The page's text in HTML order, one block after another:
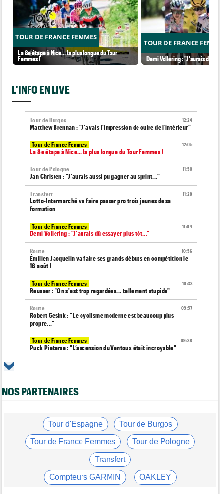
TOUR DE FRANCE FEMMES
La 8e étape à Nice… la plus longue du Tour
Femmes !
TOUR DE FRANCE
Demi Vollering : "J'aurais dû
L'INFO EN LIVE
12:24
Tour de Burgos
Matthew Brennan : "J'avais l'impression de cuire de l'intérieur"
12:05
Tour de France Femmes
La 8e étape à Nice… la plus longue du Tour Femmes !
11:50
Tour de Pologne
Jan Christen : "J'aurais aussi pu gagner au sprint..."
11:28
Transfert
Lotto-Intermarché va faire passer pro trois jeunes de sa
formation
11:04
Tour de France Femmes
Demi Vollering : "J'aurais dû essayer plus tôt..."
10:56
Route
Émilien Jacquelin va faire ses grands débuts en compétition le
16 août !
10:33
Tour de France Femmes
Reusser : "On s'est trop regardées... tellement stupide"
09:57
Route
Robert Gesink : "Le cyclisme moderne est beaucoup plus
propre..."
09:38
Tour de France Femmes
Puck Pieterse : "L’ascension du Ventoux était incroyable"
Championnats du Monde
Voici la sélection française pour les Championnats du monde
Joe Blackmore devrait rejoindre une armada du WorldTour
08:35
Route
Romain Bardet hospitalisé après une chute dans la descente du
Toon Aerts, blessé, a mis un terme à sa saison 2026
NOS PARTENAIRES
Tour d'Espagne Tour de Burgos
Tour de France Femmes Tour de Pologne
Transfert
Compteurs GARMIN OAKLEY